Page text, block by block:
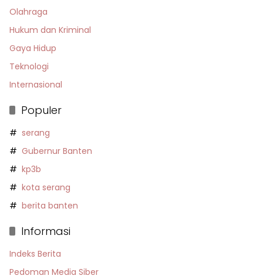
Olahraga
Hukum dan Kriminal
Gaya Hidup
Teknologi
Internasional
Populer
serang
Gubernur Banten
kp3b
kota serang
berita banten
Informasi
Indeks Berita
Pedoman Media Siber